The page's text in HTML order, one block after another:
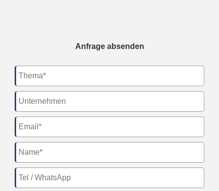
Anfrage absenden